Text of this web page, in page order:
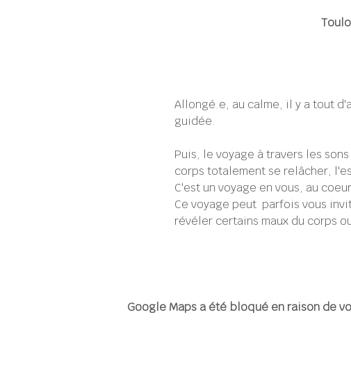
Allongé.e, au calme, il y a tout
guidée.
Puis, le voyage à travers les
corps totalement se relâcher,
C'est un voyage en vous, au
Ce voyage peut  parfois vous
révéler certains maux du corps
Google Maps a été bloqué en raison de